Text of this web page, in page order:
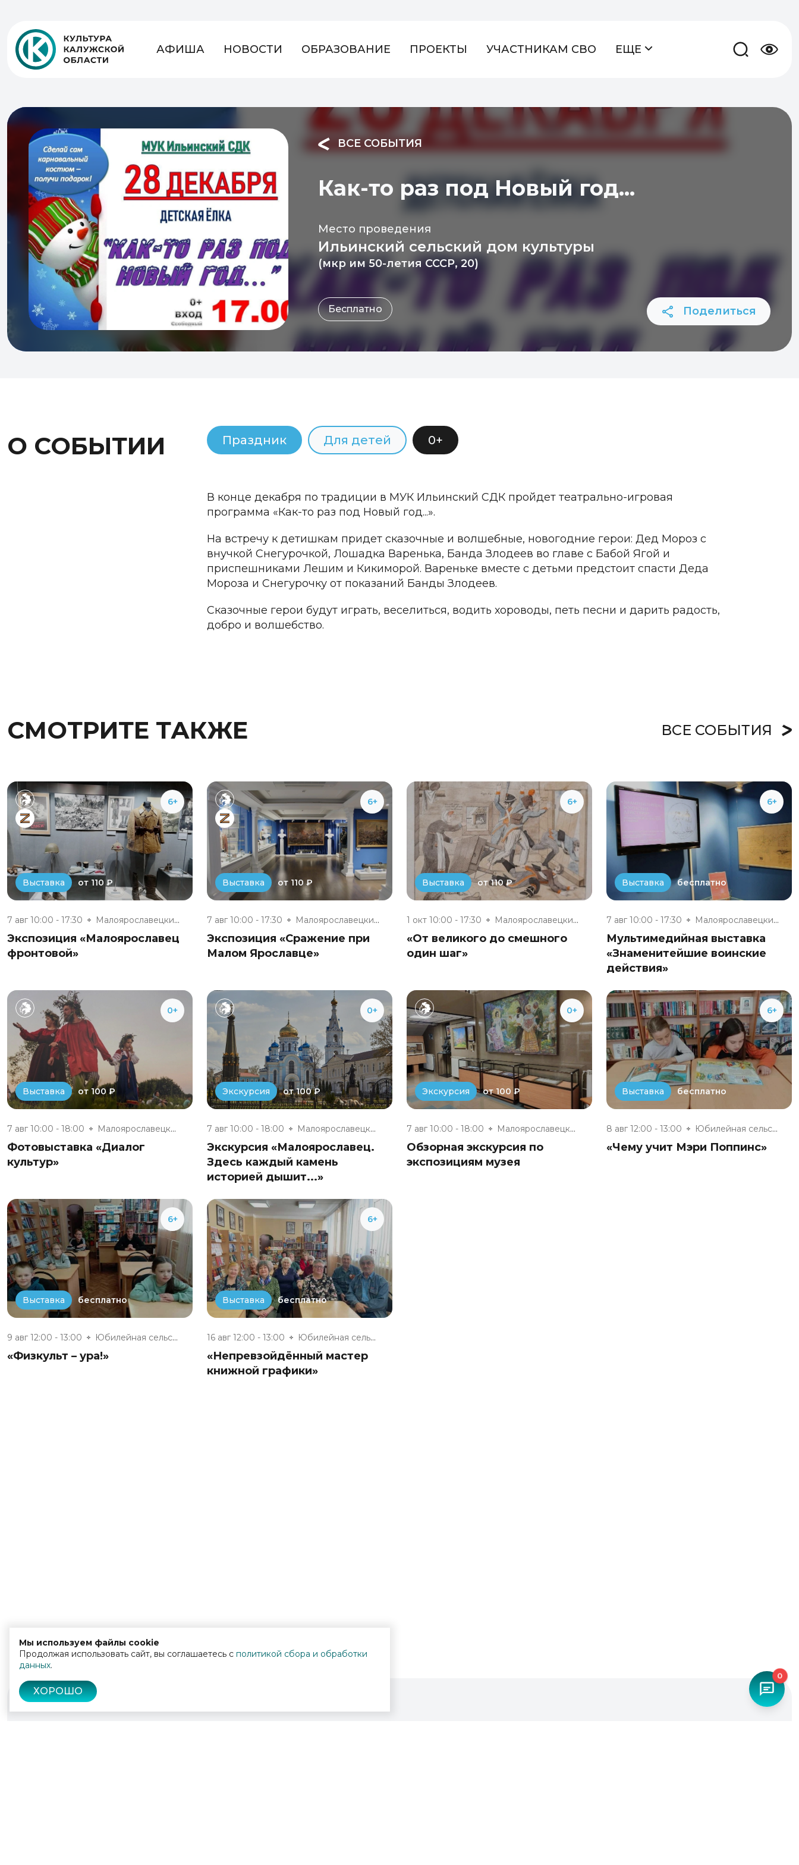
АФИША НОВОСТИ ОБРАЗОВАНИЕ ПРОЕКТЫ УЧАСТНИКАМ СВО ЕЩЕ
ВСЕ СОБЫТИЯ
Как-то раз под Новый год...
Место проведения
Ильинский сельский дом культуры
(мкр им 50-летия СССР, 20)
Бесплатно Поделиться
О СОБЫТИИ Праздник Для детей 0+
В конце декабря по традиции в МУК Ильинский СДК пройдет театрально-игровая
программа «Как-то раз под Новый год...».
На встречу к детишкам придет сказочные и волшебные, новогодние герои: Дед Мороз с
внучкой Снегурочкой, Лошадка Варенька, Банда Злодеев во главе с Бабой Ягой и
приспешниками Лешим и Кикиморой. Вареньке вместе с детьми предстоит спасти Деда
Мороза и Снегурочку от показаний Банды Злодеев.
Сказочные герои будут играть, веселиться, водить хороводы, петь песни и дарить радость,
добро и волшебство.
СМОТРИТЕ ТАКЖЕ ВСЕ СОБЫТИЯ
6+
Выставка от 110 ₽
7 авг 10:00 - 17:30 Малоярославецкий военно-истори...
Экспозиция «Малоярославец
фронтовой»
6+
Выставка от 110 ₽
7 авг 10:00 - 17:30 Малоярославецкий военно-истори...
Экспозиция «Сражение при
Малом Ярославце»
6+
Выставка от 110 ₽
1 окт 10:00 - 17:30 Малоярославецкий военно-истори...
«От великого до смешного
один шаг»
6+
Выставка бесплатно
7 авг 10:00 - 17:30 Малоярославецкий военно-истори...
Мультимедийная выставка
«Знаменитейшие воинские
действия»
0+
Выставка от 100 ₽
7 авг 10:00 - 18:00 Малоярославецкий музейно-выста...
Фотовыставка «Диалог
культур»
0+
Экскурсия от 100 ₽
7 авг 10:00 - 18:00 Малоярославецкий музейно-выста...
Экскурсия «Малоярославец.
Здесь каждый камень
историей дышит...»
0+
Экскурсия от 100 ₽
7 авг 10:00 - 18:00 Малоярославецкий музейно-выста...
Обзорная экскурсия по
экспозициям музея
6+
Выставка бесплатно
8 авг 12:00 - 13:00 Юбилейная сельская модельная б...
«Чему учит Мэри Поппинс»
6+
Выставка бесплатно
9 авг 12:00 - 13:00 Юбилейная сельская модельная б...
«Физкульт – ура!»
6+
Выставка бесплатно
16 авг 12:00 - 13:00 Юбилейная сельская модельная б...
«Непревзойдённый мастер
книжной графики»
Мы используем файлы cookie
Продолжая использовать сайт, вы соглашаетесь с политикой сбора и обработки
данных.
ХОРОШО
0